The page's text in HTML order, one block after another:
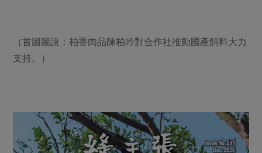
（首圖圖說：柏香肉品陳柏吟對合作社推動國產飼料大力
支持。）